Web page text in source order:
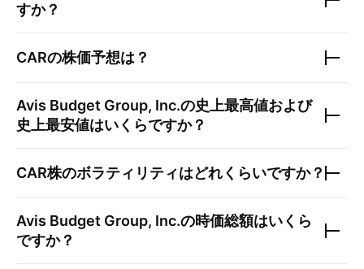
すか？
CARの株価予想は？
Avis Budget Group, Inc.の史上最高値および
史上最安値はいくらですか？
CAR株のボラティリティはどれくらいですか？
Avis Budget Group, Inc.の時価総額はいくら
ですか？